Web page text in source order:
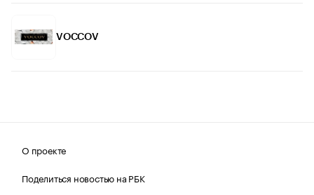
VOCCOV
О проекте
Поделиться новостью на РБК